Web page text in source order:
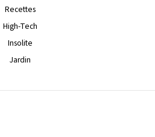
Recettes
High-Tech
Insolite
Jardin